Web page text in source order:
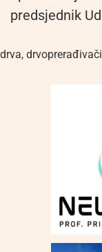
predsjednik
drva, drvoprerađivači